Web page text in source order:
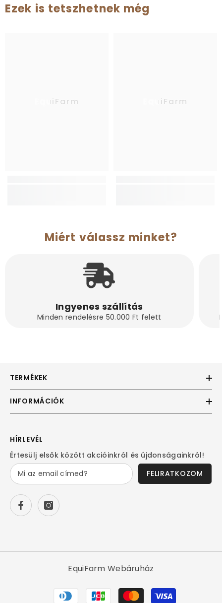
Ezek is tetszhetnek még
EquiFarm EquiFarm
Miért válassz minket?
Ingyenes szállítás
Minden rendelésre 50.000 Ft felett
TERMÉKEK
INFORMÁCIÓK
HÍRLEVÉL
Értesülj elsők között akcióinkról és újdonságainkról!
FELIRATKOZOM
EquiFarm Webáruház
Fizetési